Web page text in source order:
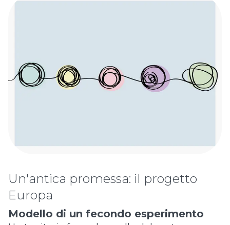
Un'antica promessa: il progetto
Europa
Modello di un fecondo esperimento